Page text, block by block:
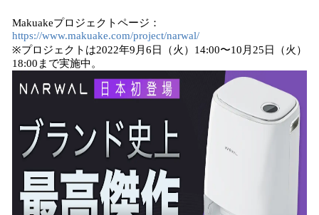
Makuakeプロジェクトページ：
https://www.makuake.com/project/narwal/
※プロジェクトは2022年9月6日（火）14:00〜10月25日（火）
18:00まで実施中。